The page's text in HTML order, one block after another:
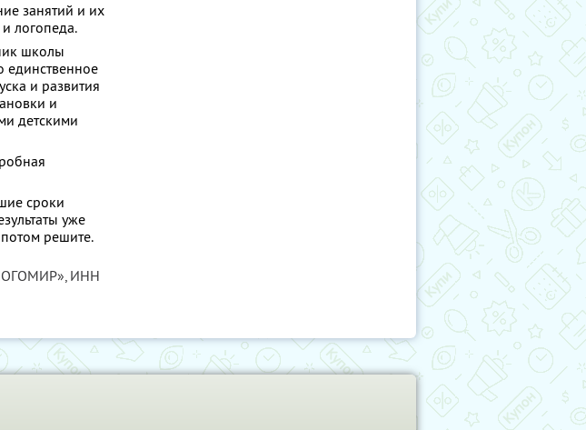
занятий и их
логопеда.
школы
единственное
и развития
и
детскими
сроки
уже
решите.
ИНН